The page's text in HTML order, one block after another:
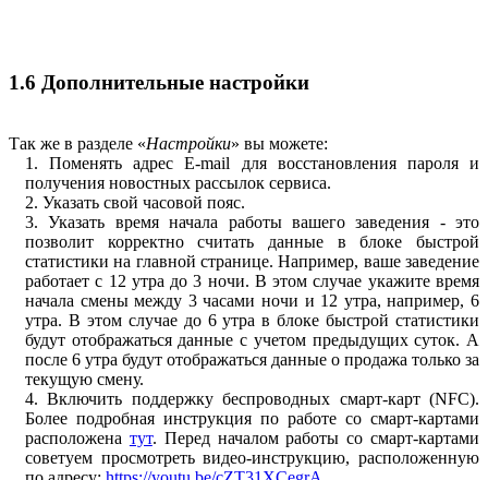
1.6 Дополнительные настройки
Так же в разделе «Настройки» вы можете:
1. Поменять адрес E-mail для восстановления пароля и
получения новостных рассылок сервиса.
2. Указать свой часовой пояс.
3. Указать время начала работы вашего заведения - это
позволит корректно считать данные в блоке быстрой
статистики на главной странице. Например, ваше заведение
работает с 12 утра до 3 ночи. В этом случае укажите время
начала смены между 3 часами ночи и 12 утра, например, 6
утра. В этом случае до 6 утра в блоке быстрой статистики
будут отображаться данные с учетом предыдущих суток. А
после 6 утра будут отображаться данные о продажа только за
текущую смену.
4. Включить поддержку беспроводных смарт-карт (NFC).
Более подробная инструкция по работе со смарт-картами
расположена тут. Перед началом работы со смарт-картами
советуем просмотреть видео-инструкцию, расположенную